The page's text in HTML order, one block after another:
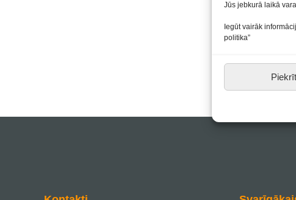
Jūs jebkurā laikā
Iegūt vairāk
politika”